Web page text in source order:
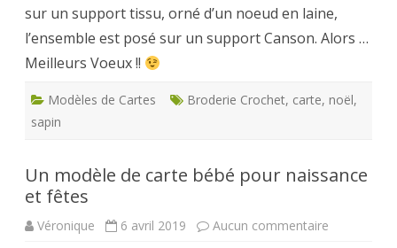
sur un support tissu, orné d’un noeud en laine,
l’ensemble est posé sur un support Canson. Alors …
Meilleurs Voeux !!
Modèles de Cartes Broderie Crochet, carte, noël,
sapin
Un modèle de carte bébé pour naissance
et fêtes
Véronique 6 avril 2019 Aucun commentaire